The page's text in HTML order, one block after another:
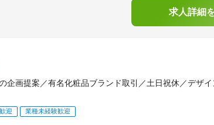
求人詳細
企画提案／有名化粧品ブランド取引／土日祝休／デザ
迎 業種未経験歓迎